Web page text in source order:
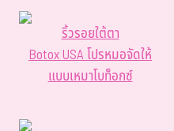
ริ้วรอยใต้ตา
Botox USA โปรหมอจัดให้
แบบเหมาโบท็อกซ์